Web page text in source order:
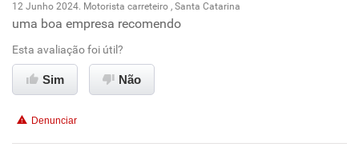
Oportunidade de promoção
Ambiente de trabalho
Benefícios
12 Junho 2024. Motorista carreteiro , Santa Catarina
uma boa empresa recomendo
Esta avaliação foi útil?
Sim Não
Denunciar